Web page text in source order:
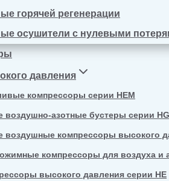
горячей регенерации
осушители с нулевыми
давления
компрессоры серии HEM
азотные бустеры серии
компрессоры высокого
компрессоры для воздуха и
высокого давления серии HE